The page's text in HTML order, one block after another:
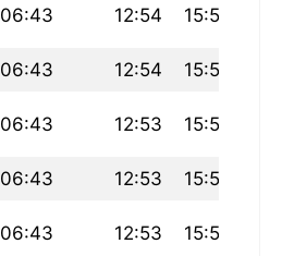
06:43 12:54 15:50
06:43 12:54 15:50
06:43 12:53 15:51
06:43 12:53 15:51
06:43 12:53 15:51